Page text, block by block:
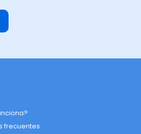
frecuentes